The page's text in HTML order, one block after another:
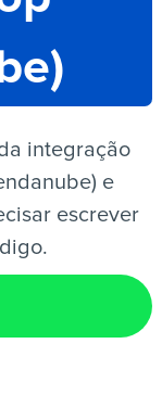
integração
e
escrever